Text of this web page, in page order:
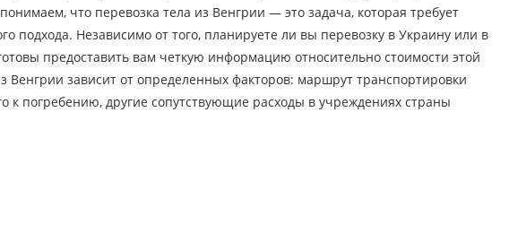
что перевозка тела из Венгрии — это задача, которая требует
подхода. Независимо от того, планируете ли вы перевозку в Украину или в
предоставить вам четкую информацию относительно стоимости этой
Венгрии зависит от определенных факторов: маршрут транспортировки
к погребению, другие сопутствующие расходы в учреждениях страны